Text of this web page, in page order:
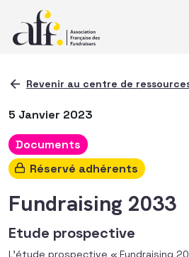
Revenir au centre de
5 Janvier 2023
Documents
Réservé adhérents
Fundraising 2033
Etude prospective
L’étude prospective « Fundraising